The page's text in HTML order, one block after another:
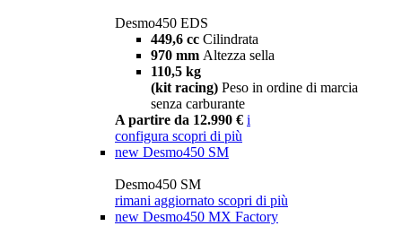
Desmo450 EDS
449,6 cc Cilindrata
970 mm Altezza sella
110,5 kg
(kit racing) Peso in ordine di marcia
senza carburante
A partire da 12.990 € i
configura scopri di più
new Desmo450 SM
Desmo450 SM
rimani aggiornato scopri di più
new Desmo450 MX Factory